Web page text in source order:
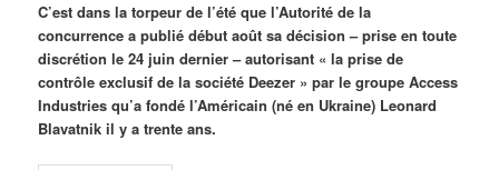
C’est dans la torpeur de l’été que l’Autorité de la
concurrence a publié début août sa décision – prise en toute
discrétion le 24 juin dernier – autorisant « la prise de
contrôle exclusif de la société Deezer » par le groupe Access
Industries qu’a fondé l’Américain (né en Ukraine) Leonard
Blavatnik il y a trente ans.